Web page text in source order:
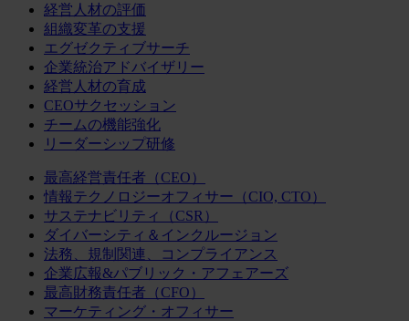
経営人材の評価
組織変革の支援
エグゼクティブサーチ
企業統治アドバイザリー
経営人材の育成
CEOサクセッション
チームの機能強化
リーダーシップ研修
最高経営責任者（CEO）
情報テクノロジーオフィサー（CIO, CTO）
サステナビリティ（CSR）
ダイバーシティ＆インクルージョン
法務、規制関連、コンプライアンス
企業広報&パブリック・アフェアーズ
最高財務責任者（CFO）
マーケティング・オフィサー